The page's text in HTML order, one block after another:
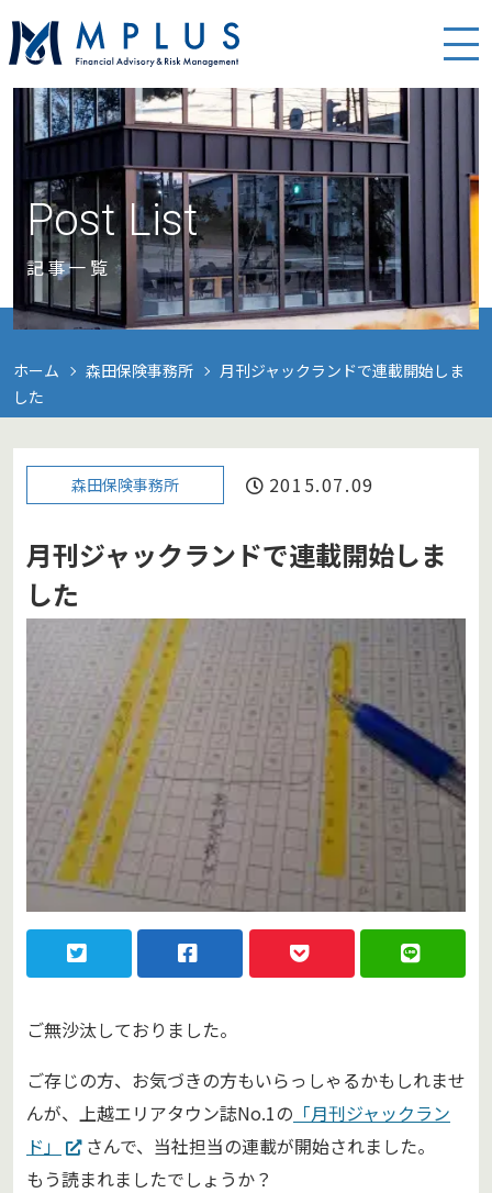
Post List
記事一覧
ホーム 森田保険事務所
月刊ジャックランドで連載開始しま
した
森田保険事務所 2015.07.09
月刊ジャックランドで連載開始しま
した
ご無沙汰しておりました。
ご存じの方、お気づきの方もいらっしゃるかもしれませ
んが、上越エリアタウン誌No.1の 「月刊ジャックラン
ド」
さんで、当社担当の連載が開始されました。
もう読まれましたでしょうか？